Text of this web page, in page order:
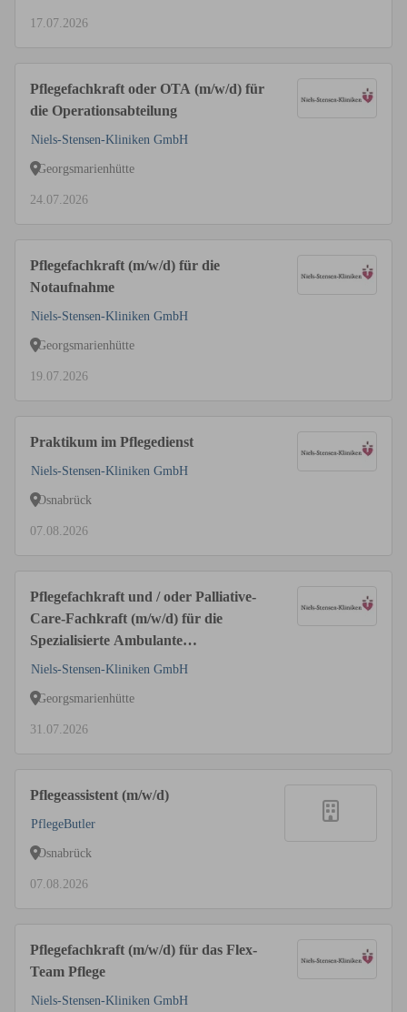
17.07.2026
Pflegefachkraft oder OTA (m/w/d) für
die Operationsabteilung
Niels-Stensen-Kliniken GmbH
Georgsmarienhütte
24.07.2026
Pflegefachkraft (m/w/d) für die
Notaufnahme
Niels-Stensen-Kliniken GmbH
Georgsmarienhütte
19.07.2026
Praktikum im Pflegedienst
Niels-Stensen-Kliniken GmbH
Osnabrück
07.08.2026
Pflegefachkraft und / oder Palliative-
Care-Fachkraft (m/w/d) für die
Spezialisierte Ambulante
Palliativversorgung (SAPV)
Niels-Stensen-Kliniken GmbH
Georgsmarienhütte
31.07.2026
Pflegeassistent (m/w/d)
PflegeButler
Osnabrück
07.08.2026
Pflegefachkraft (m/w/d) für das Flex-
Team Pflege
Niels-Stensen-Kliniken GmbH